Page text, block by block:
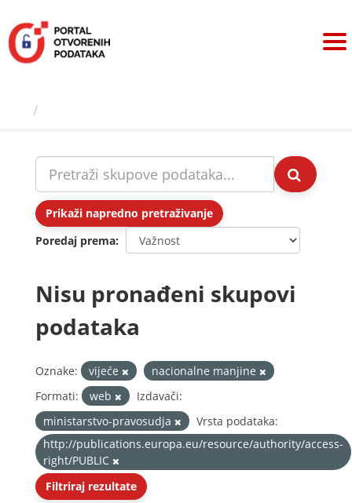
sadržaj
Prikaži napredno pretraživanje
Poredaj prema
Nisu pronađeni skupovi
podataka
Oznake: vijeće
nacionalne manjine
Formati:
web
Izdavači:
ministarstvo-pravosudja
Vrsta podataka:
http://publications.europa.eu/resource/authority/access-
right/PUBLIC
Filtriraj rezultate